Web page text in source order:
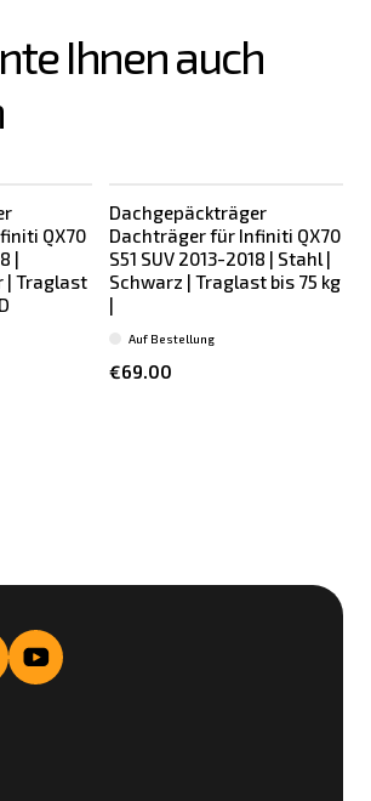
Ihnen auch
QX70
|
| Traglast
Dachgepäckträger
Dachträger für Infiniti QX70
S51 SUV 2013-2018 | Stahl |
Schwarz | Traglast bis 75 kg
|
€69.00
Auf Bestellung